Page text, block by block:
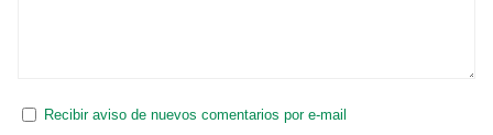
Recibir aviso de nuevos comentarios por e-mail